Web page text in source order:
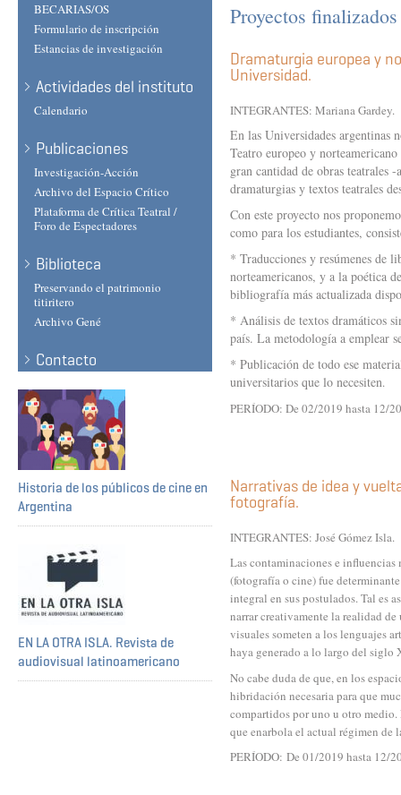
BECARIAS/OS
Formulario de inscripción
Estancias de investigación
Actividades del instituto
Calendario
Publicaciones
Investigación-Acción
Archivo del Espacio Crítico
Plataforma de Crítica Teatral /
Foro de Espectadores
Biblioteca
Preservando el patrimonio
titiritero
Archivo Gené
Contacto
Historia de los públicos de cine en
Argentina
EN LA OTRA ISLA. Revista de
audiovisual latinoamericano
Proyectos
Dramaturgia europea y
Universidad.
INTEGRANTES: Mariana Gardey.
En las Universidades argentinas
Teatro europeo y
gran cantidad de obras teatrales
dramaturgias y textos teatrales
Con este proyecto nos
como para los estudiantes,
* Traducciones y resúmenes de
norteamericanos, y a la poética
bibliografía más actualizada
* Análisis de textos dramáticos
país. La metodología a emplear
* Publicación de todo ese
universitarios que lo necesiten.
PERÍODO: De 02/2019 hasta 12/
Narrativas de idea y
fotografía.
INTEGRANTES: José Gómez Isla.
Las contaminaciones e
(fotografía o cine) fue
integral en sus postulados. Tal es
narrar creativamente la realidad de
visuales someten a los lenguajes
haya generado a lo largo del
No cabe duda de que, en los
hibridación necesaria para que
compartidos por uno u otro
que enarbola el actual régimen de
PERÍODO: De 01/2019 hasta 12/